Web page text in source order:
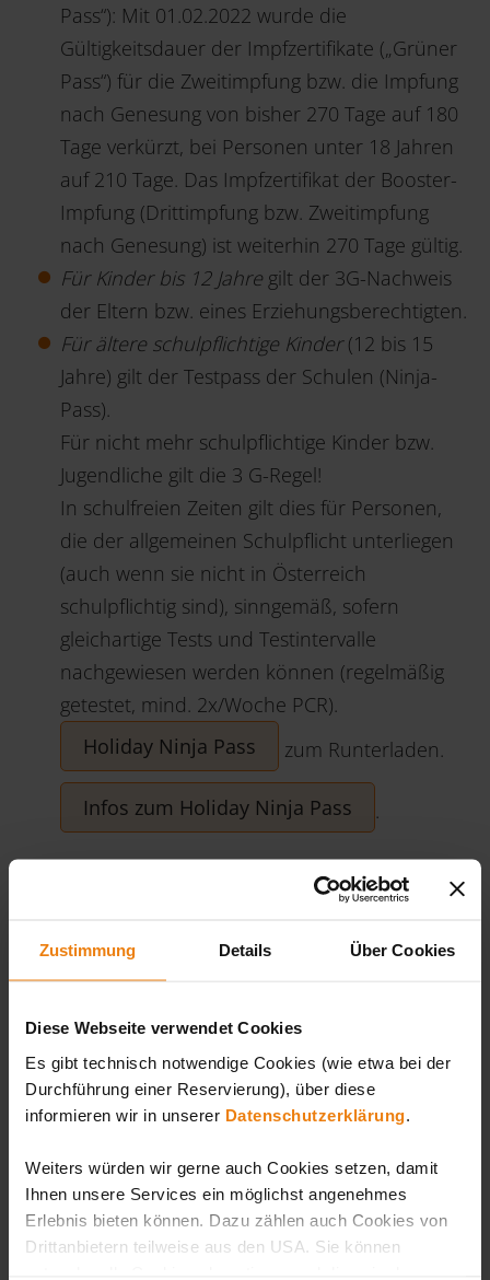
Zustimmung Details Über Cookies
Diese Webseite verwendet Cookies
Es gibt technisch notwendige Cookies (wie etwa bei der
Durchführung einer Reservierung), über diese
informieren wir in unserer Datenschutzerklärung
Weiters würden wir gerne auch Cookies setzen, damit
Ihnen unsere Services ein möglichst angenehmes
Erlebnis bieten können. Dazu zählen auch Cookies von
Drittanbietern teilweise aus den USA. Sie können
Pass“): Mit 01.02.2022 wurde die
Gültigkeitsdauer der Impfzertifikate („Grüner
Pass“) für die Zweitimpfung bzw. die Impfung
nach Genesung von bisher 270 Tage auf 180
Tage verkürzt, bei Personen unter 18 Jahren
auf 210 Tage. Das Impfzertifikat der Booster-
Impfung (Drittimpfung bzw. Zweitimpfung
nach Genesung) ist weiterhin 270 Tage gültig.
Für Kinder bis 12 Jahre gilt der 3G-Nachweis
der Eltern bzw. eines Erziehungsberechtigten.
Für ältere schulpflichtige Kinder(12 bis 15
Jahre) gilt der Testpass der Schulen (Ninja-
Pass).
Für nicht mehr schulpflichtige Kinder bzw.
Jugendliche gilt die 3 G-Regel!
In schulfreien Zeiten gilt dies für Personen,
die der allgemeinen Schulpflicht unterliegen
(auch wenn sie nicht in Österreich
schulpflichtig sind), sinngemäß, sofern
gleichartige Tests und Testintervalle
nachgewiesen werden können (regelmäßig
getestet, mind. 2x/Woche PCR).
Holiday Ninja Pass
zum Runterladen.
Infos zum Holiday Ninja Pass
Die Gastrobereiche dürfen uneingeschränkt
Möglichkeit des kontaktlosen Bezahlens mit
weiterhin möglich!) an den Kassen, der
Rezeption und bequemes Konsumieren
mittels Eintritts-Chip-Bandes in der
Sonnentherme!
und Duschen!
Regelmäßige Desinfektion (Hände,
Kinderwagen,…) bei den Desinfektionsmittel-